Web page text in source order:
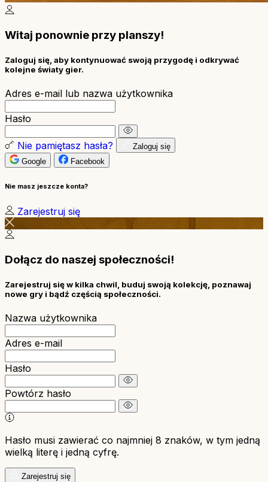
Witaj ponownie przy planszy!
Zaloguj się, aby kontynuować swoją przygodę i odkrywać
kolejne światy gier.
Adres e-mail lub nazwa użytkownika
Hasło
Nie pamiętasz hasła?
Zaloguj się
Google
Facebook
Nie masz jeszcze konta?
Zarejestruj się
Dołącz do naszej społeczności!
Zarejestruj się w kilka chwil, buduj swoją kolekcję, poznawaj
nowe gry i bądź częścią społeczności.
Nazwa użytkownika
Adres e-mail
Hasło
Powtórz hasło
Hasło musi zawierać co najmniej 8 znaków, w tym jedną
wielką literę i jedną cyfrę.
Zarejestruj się